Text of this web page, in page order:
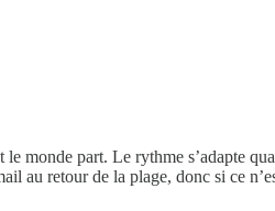
monde part. Le rythme s’adapte
au retour de la plage, donc si ce